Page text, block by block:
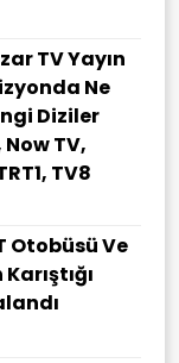
TV Yayın
Ne
Diziler
TV,
TV8
Otobüsü Ve